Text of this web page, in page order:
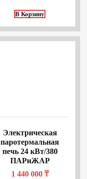
В Корзину
Электрическая
паротермальная
печь 24 кВт/380
ПАРиЖАР
1 440 000 ₸